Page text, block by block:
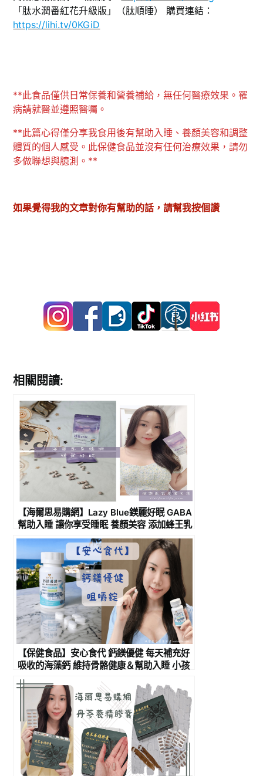
「肽水潤番紅花升級版」（肽順睡） 購買連結：
https://lihi.tv/0KGiD
**此食品僅供日常保養和營養補給，無任何醫療效果。罹
病請就醫並遵照醫囑。
**此篇心得僅分享我食用後有幫助入睡、養顏美容和調整
體質的個人感受。此保健食品並沒有任何治療效果，請勿
多做聯想與臆測。**
如果覺得我的文章對你有幫助的話，請幫我按個讚
相關閱讀:
【海爾思易購網】Lazy Blue鎂麗好眠 GABA
幫助入睡 讓你享受睡眠 養顏美容 添加蜂王乳
的天然助眠保健食品推薦
【保健食品】安心食代 鈣鎂優健 每天補充好
吸收的海藻鈣 維持骨骼健康＆幫助入睡 小孩
成長關鍵必備 成份單純好吃的牛乳片！